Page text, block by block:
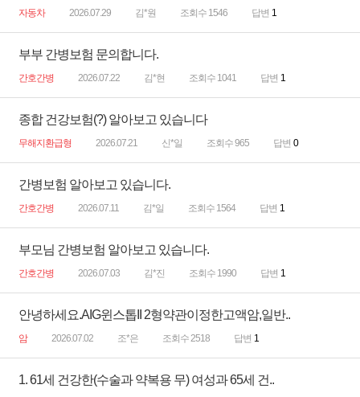
자동차 2026.07.29 김*원 조회수 1546 답변 1
부부 간병보험 문의합니다.
간호간병 2026.07.22 김*현 조회수 1041 답변 1
종합 건강보험(?) 알아보고 있습니다
무해지환급형 2026.07.21 신*일 조회수 965 답변 0
간병보험 알아보고 있습니다.
간호간병 2026.07.11 김*일 조회수 1564 답변 1
부모님 간병보험 알아보고 있습니다.
간호간병 2026.07.03 김*진 조회수 1990 답변 1
안녕하세요.AIG윈스톱II 2형약관이정한고액암,일반..
암 2026.07.02 조*은 조회수 2518 답변 1
1. 61세 건강한(수술과 약복용 무) 여성과 65세 건..